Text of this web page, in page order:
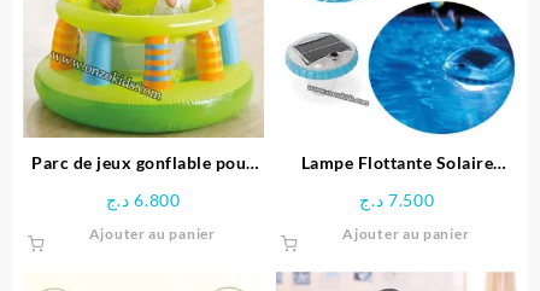
Parc de jeux gonflable pour
6.800 د.ج
Ajouter au panier
Lampe Flottante Solaire
Intex
7.500 د.ج
Ajouter au panier